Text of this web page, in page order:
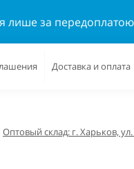
лише за
Доставка и оплата
Оптовый склад: г. Харьков,